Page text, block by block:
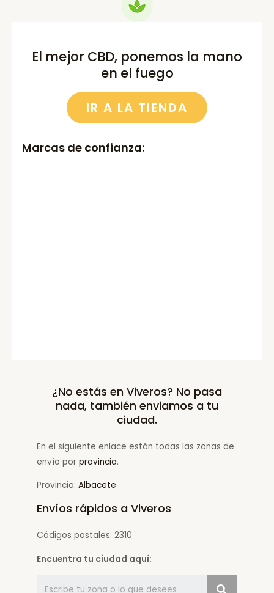
El mejor CBD, ponemos la mano
en el fuego
IR A LA TIENDA
Marcas de confianza:
¿No estás en Viveros? No pasa
nada, también enviamos a tu
ciudad.
En el siguiente enlace están todas las zonas de
envío por provincia.
Provincia: Albacete
Envíos rápidos a Viveros
Códigos postales: 2310
Encuentra tu ciudad aquí: